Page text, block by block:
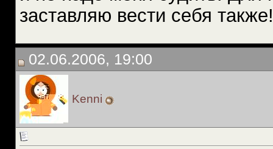
заставляю вести себя также!
02.06.2006, 19:00
Kenni